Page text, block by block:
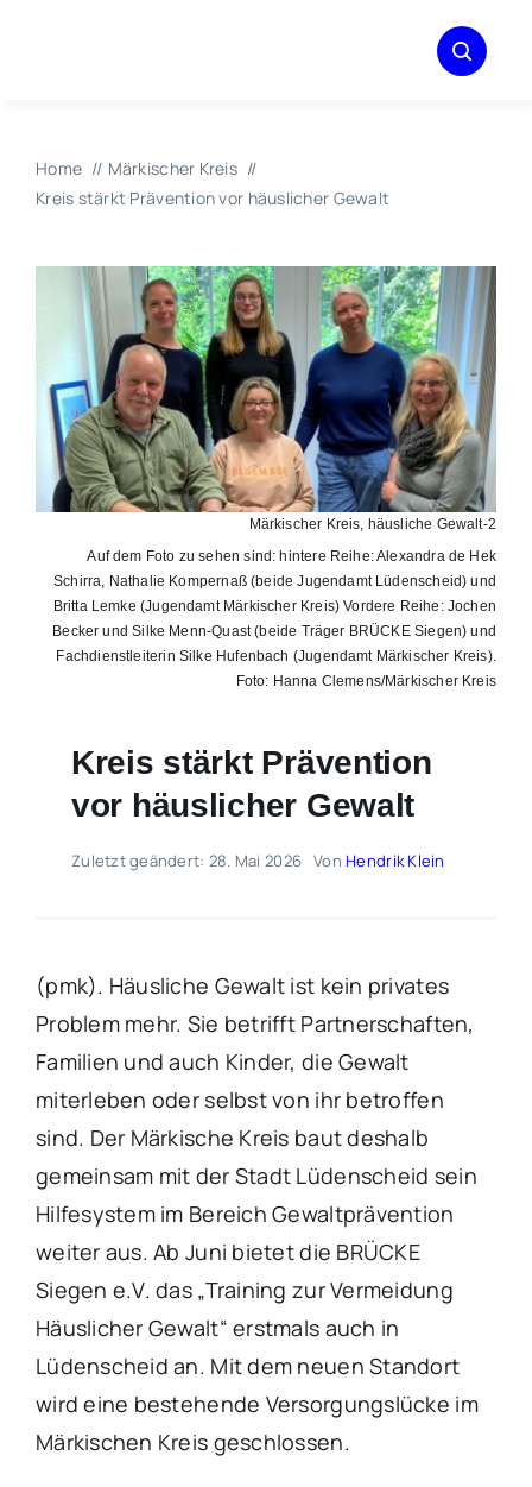
Home
Märkischer Kreis
Kreis stärkt Prävention vor häuslicher Gewalt
Märkischer Kreis, häusliche Gewalt-2
Auf dem Foto zu sehen sind: hintere Reihe: Alexandra de Hek
Schirra, Nathalie Kompernaß (beide Jugendamt Lüdenscheid) und
Britta Lemke (Jugendamt Märkischer Kreis) Vordere Reihe: Jochen
Becker und Silke Menn-Quast (beide Träger BRÜCKE Siegen) und
Fachdienstleiterin Silke Hufenbach (Jugendamt Märkischer Kreis).
Foto: Hanna Clemens/Märkischer Kreis
Kreis stärkt Prävention
vor häuslicher Gewalt
Zuletzt geändert: 28. Mai 2026 VonHendrik Klein
(pmk). Häusliche Gewalt ist kein privates
Problem mehr. Sie betrifft Partnerschaften,
Familien und auch Kinder, die Gewalt
miterleben oder selbst von ihr betroffen
sind. Der Märkische Kreis baut deshalb
gemeinsam mit der Stadt Lüdenscheid sein
Hilfesystem im Bereich Gewaltprävention
weiter aus. Ab Juni bietet die BRÜCKE
Siegen e.V. das „Training zur Vermeidung
Häuslicher Gewalt“ erstmals auch in
Lüdenscheid an. Mit dem neuen Standort
wird eine bestehende Versorgungslücke im
Märkischen Kreis geschlossen.